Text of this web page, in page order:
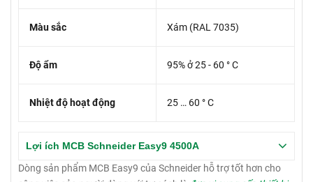
Màu sắc Xám (RAL 7035)
Độ ẩm 95% ở 25 - 60 ° C
Nhiệt độ hoạt động 25 … 60 ° C
Lợi ích MCB Schneider Easy9 4500A
Dòng sản phẩm MCB Easy9 của Schneider hỗ trợ tốt hơn cho